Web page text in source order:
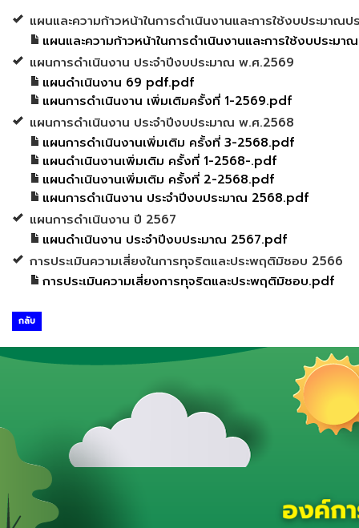
แผนและความก้าวหน้าในการดำเนินงานและการใช้งบประมาณ
แผนและความก้าวหน้าในการดำเนินงานและการใช้งบประม
แผนการดำเนินงาน ประจำปีงบประมาณ พ.ศ.2569
แผนดำเนินงาน 69 pdf.pdf
แผนการดำเนินงาน เพิ่มเติมครั้งที่ 1-2569.pdf
แผนการดำเนินงาน ประจำปีงบประมาณ พ.ศ.2568
แผนการดำเนินงานเพิ่มเติม ครั้งที่ 3-2568.pdf
แผนดำเนินงานเพิ่มเติม ครั้งที่ 1-2568-.pdf
แผนดำเนินงานเพิ่มเติม ครั้งที่ 2-2568.pdf
แผนการดำเนินงาน ประจำปีงบประมาณ 2568.pdf
แผนการดำเนินงาน ปี 2567
แผนดำเนินงาน ประจำปีงบประมาณ 2567.pdf
การประเมินความเสี่ยงในการทุจริตและประพฤติมิชอบ 2566
การประเมินความเสี่ยงการทุจริตและประพฤติมิชอบ.pdf
กลับ